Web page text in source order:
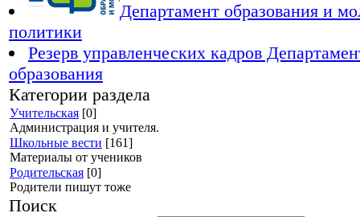
Департамент образования и
политики
Резерв управленческих кадров
образования
Категории раздела
Учительская [0]
Администрация и учителя.
Школьные вести [161]
Материалы от учеников
Родительская [0]
Родители пишут тоже
Поиск